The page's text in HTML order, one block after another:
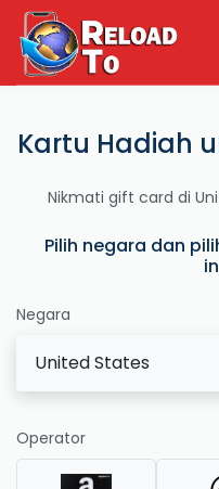
Kartu Hadiah
Nikmati gift card di
Pilih negara dan
Negara
United States
Operator